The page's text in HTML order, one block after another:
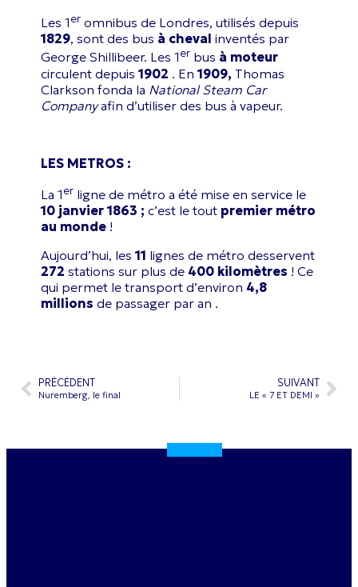
Les 1eromnibus de Londres, utilisés depuis
1829, sont des bus à cheval inventés par
George Shillibeer. Les 1erbus à moteur
circulent depuis 1902 . En 1909, Thomas
Clarkson fonda la National Steam Car
Companyafin d’utiliser des bus à vapeur.
LES METROS :
La 1erligne de métro a été mise en service le
10 janvier 1863 ; c’est le toutpremier métro
au monde !
Aujourd’hui, les 11 lignes de métro desservent
272 stations sur plus de 400 kilomètres ! Ce
qui permet le transport d’environ 4,8
millions de passager par an .
PRÉCÉDENT
Nuremberg, le final
SUIVANT
LE « 7 ET DEMI »